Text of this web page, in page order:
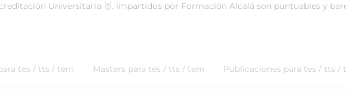
Universitaria 🥇, impartidos por Formación Alcalá son puntuables y
tes / tts / tem Masters para tes / tts / tem Publicaciones para tes / tts /